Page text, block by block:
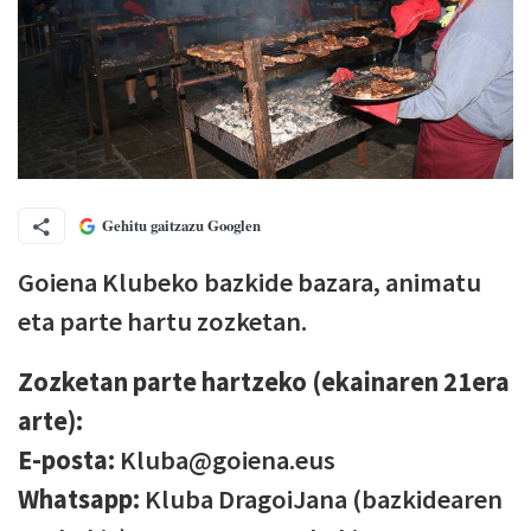
Gehitu gaitzazu Googlen
Goiena Klubeko bazkide bazara, animatu
eta parte hartu zozketan.
Zozketan parte hartzeko (ekainaren 21era
arte):
E-posta: Kluba@goiena.eus
Whatsapp: Kluba DragoiJana (bazkidearen